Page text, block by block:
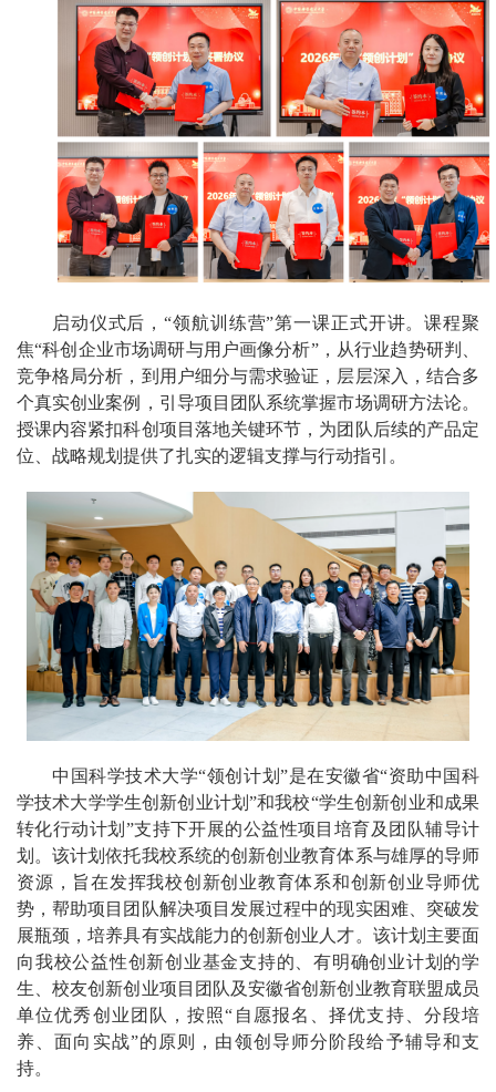
启动仪式后，“领航训练营”第一课正式开讲。课程聚
焦“科创企业市场调研与用户画像分析”，从行业趋势研判、
竞争格局分析，到用户细分与需求验证，层层深入，结合多
个真实创业案例，引导项目团队系统掌握市场调研方法论。
授课内容紧扣科创项目落地关键环节，为团队后续的产品定
位、战略规划提供了扎实的逻辑支撑与行动指引。
中国科学技术大学“领创计划”是在安徽省“资助中国科
学技术大学学生创新创业计划”和我校“学生创新创业和成果
转化行动计划”支持下开展的公益性项目培育及团队辅导计
划。该计划依托我校系统的创新创业教育体系与雄厚的导师
资源，旨在发挥我校创新创业教育体系和创新创业导师优
势，帮助项目团队解决项目发展过程中的现实困难、突破发
展瓶颈，培养具有实战能力的创新创业人才。该计划主要面
向我校公益性创新创业基金支持的、有明确创业计划的学
生、校友创新创业项目团队及安徽省创新创业教育联盟成员
单位优秀创业团队，按照“自愿报名、择优支持、分段培
养、面向实战”的原则，由领创导师分阶段给予辅导和支
持。